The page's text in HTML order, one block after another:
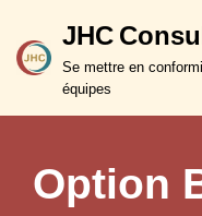
Aller
JHC
Se mettre en
équipes
Option